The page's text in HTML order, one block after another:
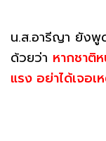
น.ส.อารีญา ยังพู
ด้วยว่า หากชาติ
แรง อย่าได้เจอ